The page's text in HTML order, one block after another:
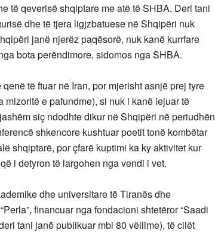
të qeverisë shqiptare me atë të SHBA. Deri tani
dhe të tjera ligjzbatuese në Shqipëri nuk
janë njerëz paqësorë, nuk kanë kurrfare
bota perëndimore, sidomos nga SHBA.
të ftuar në Iran, por mjerisht asnjë prej tyre
mizoritë e pafundme), si nuk i kanë lejuar të
siç ndodhte dikur në Shqipëri në periudhën
shkencore kushtuar poetit tonë kombëtar
shqiptarë, por çfarë kuptimi ka ky aktivitet kur
i detyron të largohen nga vendi i vet.
dhe universitare të Tiranës dhe
financuar nga fondacioni shtetëror “Saadi
tani janë publikuar mbi 80 vëllime), të cilët